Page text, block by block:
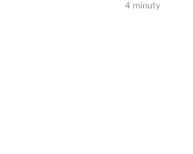
4 minuty